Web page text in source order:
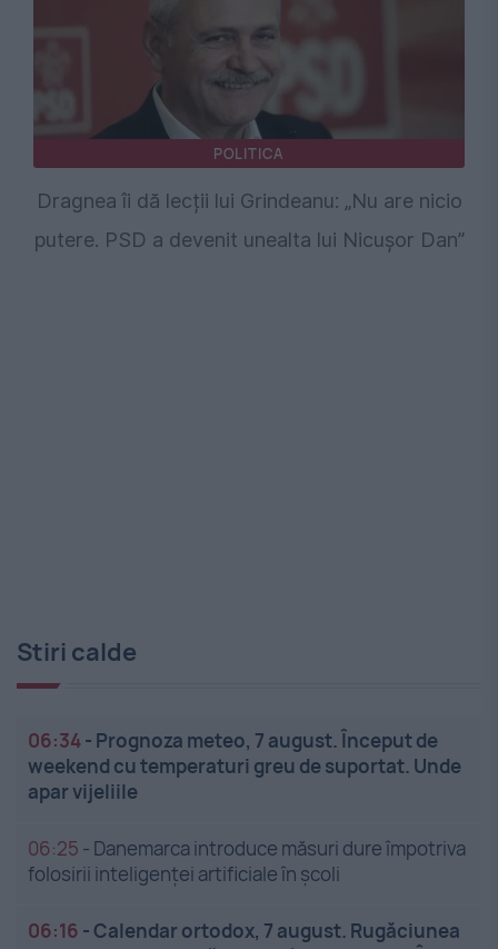
POLITICA
Dragnea îi dă lecții lui Grindeanu: „Nu are nicio
putere. PSD a devenit unealta lui Nicușor Dan”
Stiri calde
06:34- Prognoza meteo, 7 august. Început de
weekend cu temperaturi greu de suportat. Unde
apar vijeliile
06:25 - Danemarca introduce măsuri dure împotriva
folosirii inteligenței artificiale în școli
06:16 -Calendar ortodox, 7 august. Rugăciunea